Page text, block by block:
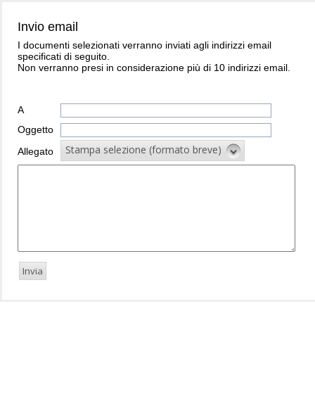
Invio email
I documenti selezionati verranno inviati agli indirizzi email
specificati di seguito.
Non verranno presi in considerazione più di 10 indirizzi email.
A
Oggetto
Allegato
Stampa selezione (formato breve)